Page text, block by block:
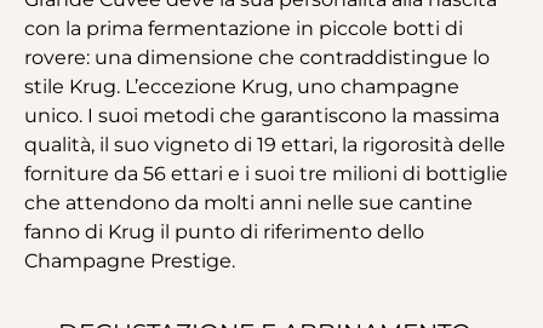
con la prima fermentazione in piccole botti di
rovere: una dimensione che contraddistingue lo
stile Krug. L’eccezione Krug, uno champagne
unico. I suoi metodi che garantiscono la massima
qualità, il suo vigneto di 19 ettari, la rigorosità delle
forniture da 56 ettari e i suoi tre milioni di bottiglie
che attendono da molti anni nelle sue cantine
fanno di Krug il punto di riferimento dello
Champagne Prestige.